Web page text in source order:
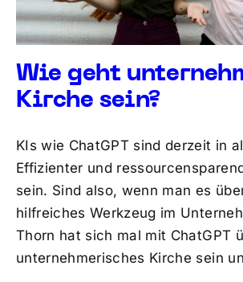
Wie geht
Kirche sein?
KIs wie ChatGPT sind derzeit in
Effizienter und
sein. Sind also, wenn man es
hilfreiches Werkzeug im
Thorn hat sich mal mit ChatGPT
unternehmerisches Kirche sein